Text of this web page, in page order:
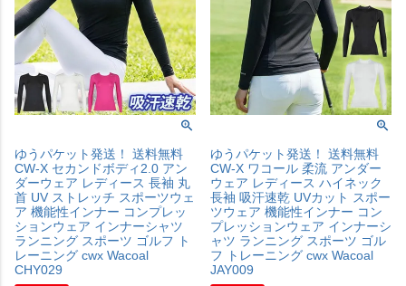
ゆうパケット発送！ 送料無料
CW-X セカンドボディ2.0 アン
ダーウェア レディース 長袖 丸
首 UV ストレッチ スポーツウェ
ア 機能性インナー コンプレッ
ションウェア インナーシャツ
ランニング スポーツ ゴルフ ト
レーニング cwx Wacoal
CHY029
ゆうパケット発送！ 送料無料
CW-X ワコール 柔流 アンダー
ウェア レディース ハイネック
長袖 吸汗速乾 UVカット スポー
ツウェア 機能性インナー コン
プレッションウェア インナーシ
ャツ ランニング スポーツ ゴル
フ トレーニング cwx Wacoal
JAY009